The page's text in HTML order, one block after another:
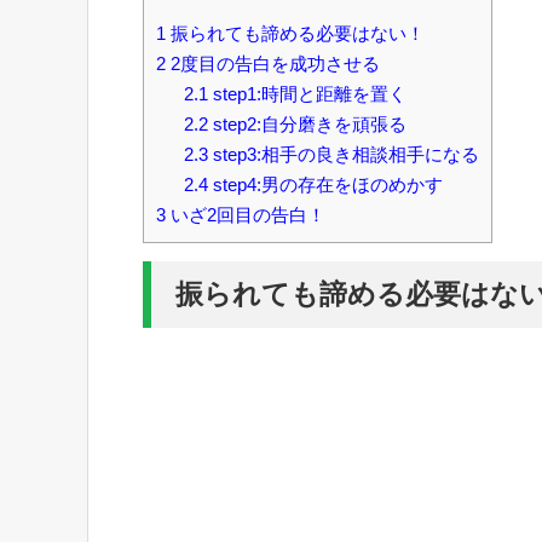
1 振られても諦める必要はない！
2 2度目の告白を成功させる
2.1 step1:時間と距離を置く
2.2step2:自分磨きを頑張る
2.3step3:相手の良き相談相手になる
2.4step4:男の存在をほのめかす
3 いざ2回目の告白！
振られても諦める必要はな